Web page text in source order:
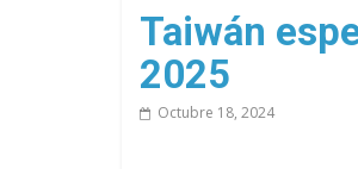
sitio
Taiwán
2025
Octubre 18, 2024